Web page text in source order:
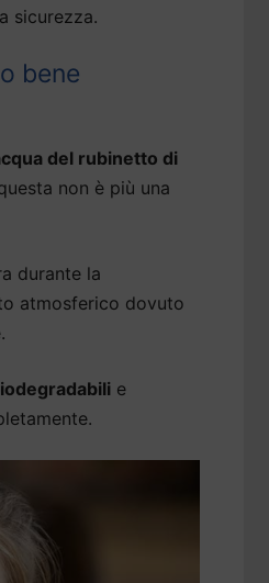
sicurezza.
bene
del rubinetto di
non è più una
durante la
atmosferico dovuto
e